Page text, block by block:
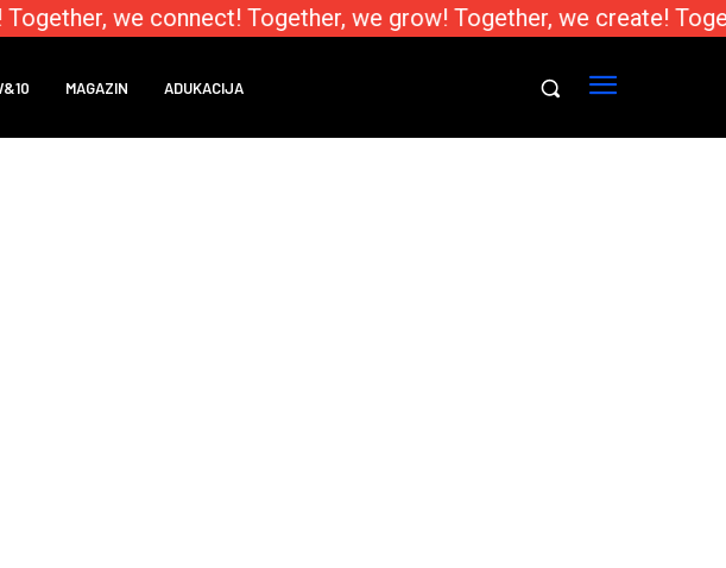
we connect! Together, we grow! Together, we create!
MAGAZIN ADUKACIJA